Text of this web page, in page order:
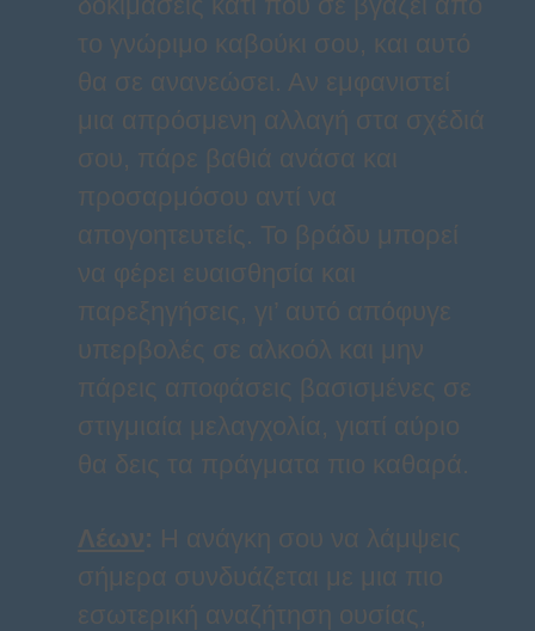
το γνώριμο καβούκι σου, και αυτό
θα σε ανανεώσει. Αν εμφανιστεί
μια απρόσμενη αλλαγή στα σχέδιά
σου, πάρε βαθιά ανάσα και
προσαρμόσου αντί να
απογοητευτείς. Το βράδυ μπορεί
να φέρει ευαισθησία και
παρεξηγήσεις, γι’ αυτό απόφυγε
υπερβολές σε αλκοόλ και μην
πάρεις αποφάσεις βασισμένες σε
στιγμιαία μελαγχολία, γιατί αύριο
θα δεις τα πράγματα πιο καθαρά.
Λέων: Η ανάγκη σου να λάμψεις
σήμερα συνδυάζεται με μια πιο
εσωτερική αναζήτηση ουσίας,